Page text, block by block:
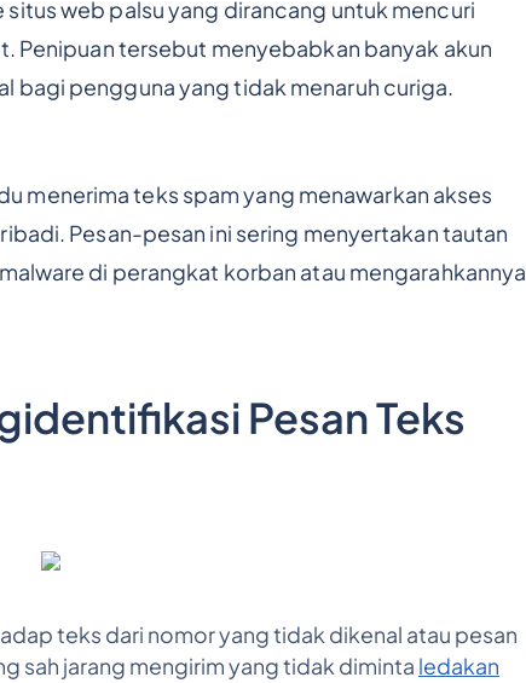
web palsu yang dirancang untuk mencuri
Penipuan tersebut menyebabkan banyak akun
bagi pengguna yang tidak menaruh curiga.
menerima teks spam yang menawarkan akses
Pesan-pesan ini sering menyertakan tautan
di perangkat korban atau mengarahkannya
Pesan Teks
teks dari nomor yang tidak dikenal atau pesan
sah jarang mengirim yang tidak diminta ledakan